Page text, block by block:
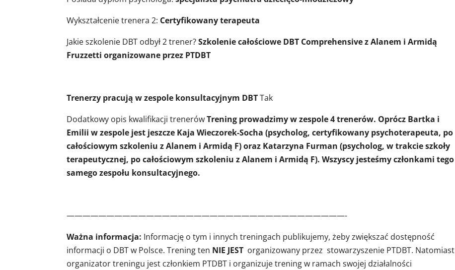
Wykształcenie trenera 2: Certyfikowany terapeuta
Jakie szkolenie DBT odbył 2 trener?Szkolenie całościowe DBT Comprehensive z Alanem i Armidą
Fruzzetti organizowane przez PTDBT
Trenerzy pracują w zespole konsultacyjnym DBTTak
Dodatkowy opis kwalifikacji trenerówTrening prowadzimy w zespole 4 trenerów. Oprócz Bartka i
Emilii w zespole jest jeszcze Kaja Wieczorek-Socha (psycholog, certyfikowany psychoterapeuta, po
całościowym szkoleniu z Alanem i Armidą F) oraz Katarzyna Furman (psycholog, w trakcie szkoły
terapeutycznej, po całościowym szkoleniu z Alanem i Armidą F). Wszyscy jesteśmy członkami tego
samego zespołu konsultacyjnego.
———————————————————————————————————-
Ważna informacja: Informację o tym i innych treningach publikujemy, żeby zwiększać dostępność
informacji o DBT w Polsce. Trening ten NIE JEST organizowany przez stowarzyszenie PTDBT. Natomiast
organizator treningu jest członkiem PTDBT i organizuje trening w ramach swojej działalności